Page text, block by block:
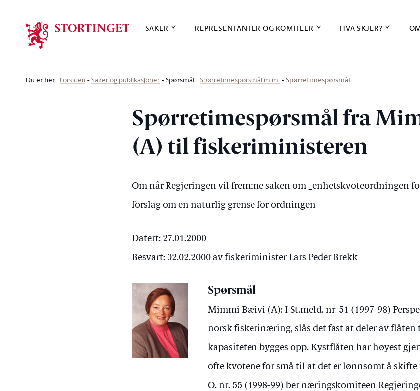
SAKER REPRESENTANTER OG KOMITEER HVA SKJER?
Du er her: Forsiden Saker og publikasjoner Spørsmål: Spørretimespørsmål m.m. Spørretimespørsmål
Spørretimespørsmål fra
(A) til fiskeriministeren
Om når Regjeringen vil fremme saken om _enhetskvoteordningen
forslag om en naturlig grense for ordningen
Datert: 27.01.2000
Besvart: 02.02.2000 av fiskeriminister Lars Peder Brekk
Spørsmål
Mimmi Bæivi (A): I St.meld. nr. 51 (1997-98)
norsk fiskerinæring, slås det fast at deler av flåten
kapasiteten bygges opp. Kystflåten har høyest
ofte kvotene for små til at det er lønnsomt å skifte
O. nr. 55 (1998-99) ber næringskomiteen